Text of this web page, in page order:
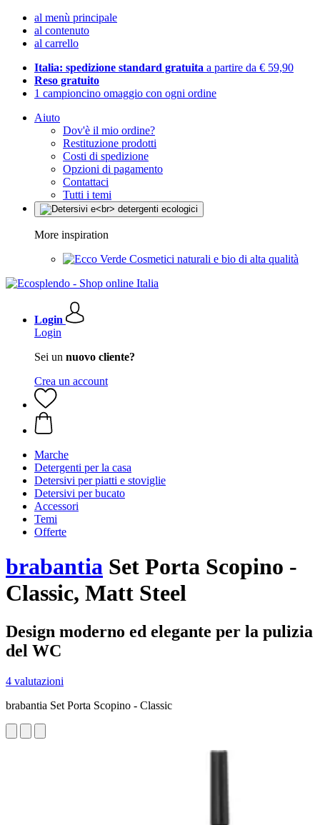
al menù principale
al contenuto
al carrello
Italia: spedizione standard gratuita a partire da € 59,90
Reso gratuito
1 campioncino omaggio con ogni ordine
Aiuto
Dov'è il mio ordine?
Restituzione prodotti
Costi di spedizione
Opzioni di pagamento
Contattaci
Tutti i temi
More inspiration
Cosmetici naturali e bio di alta qualità
Login
Login
Sei un nuovo cliente?
Crea un account
Marche
Detergenti per la casa
Detersivi per piatti e stoviglie
Detersivi per bucato
Accessori
Temi
Offerte
brabantia Set Porta Scopino -
Classic, Matt Steel
Design moderno ed elegante per la pulizia
del WC
4 valutazioni
brabantia Set Porta Scopino - Classic